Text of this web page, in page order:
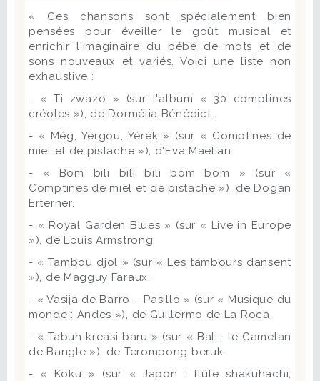
« Ces chansons sont spécialement bien
pensées pour éveiller le goût musical et
enrichir l'imaginaire du bébé de mots et de
sons nouveaux et variés. Voici une liste non
exhaustive :
- « Ti zwazo » (sur l'album « 30 comptines
créoles »), de Dormélia Bénédict .
- « Még, Yérgou, Yérék » (sur « Comptines de
miel et de pistache »), d'Eva Maelian.
- « Bom bili bili bili bom bom » (sur «
Comptines de miel et de pistache »), de Dogan
Erterner.
- « Royal Garden Blues » (sur « Live in Europe
»), de Louis Armstrong.
- « Tambou djol » (sur « Les tambours dansent
»), de Magguy Faraux.
- « Vasija de Barro – Pasillo » (sur « Musique du
monde : Andes »), de Guillermo de La Roca.
- « Tabuh kreasi baru » (sur « Bali : le Gamelan
de Bangle »), de Terompong beruk.
- « Koku » (sur « Japon : flûte shakuhachi,